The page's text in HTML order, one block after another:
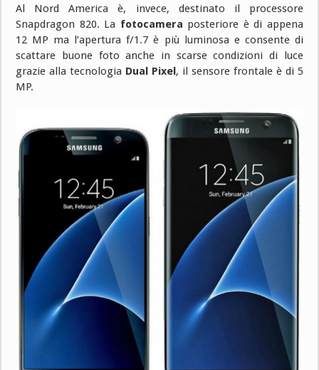
Al Nord America è, invece, destinato il processore
Snapdragon 820. La fotocamera posteriore è di appena
12 MP ma l’apertura f/1.7 è più luminosa e consente di
scattare buone foto anche in scarse condizioni di luce
grazie alla tecnologia Dual Pixel, il sensore frontale è di 5
MP.